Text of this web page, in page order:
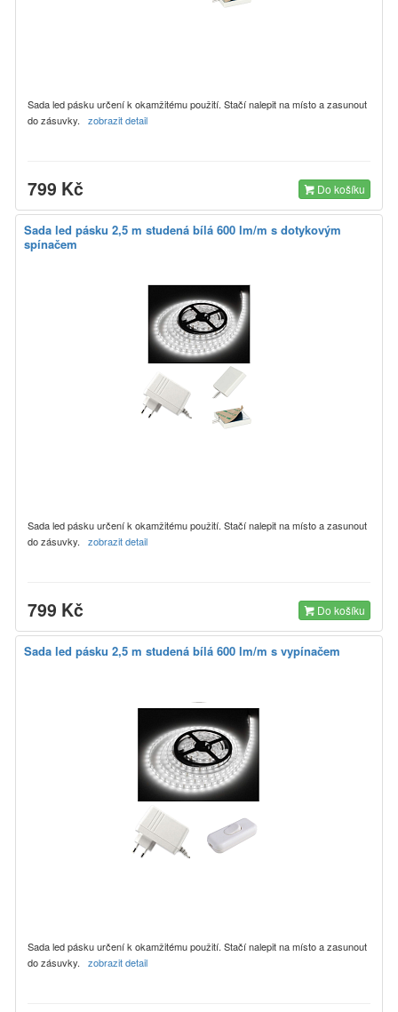
Sada led pásku určení k okamžitému použití. Stačí nalepit na místo a zasunout
do zásuvky. zobrazit detail
799 Kč Do košíku
Sada led pásku 2,5 m studená bílá 600 lm/m s dotykovým
spínačem
Sada led pásku určení k okamžitému použití. Stačí nalepit na místo a zasunout
do zásuvky. zobrazit detail
799 Kč Do košíku
Sada led pásku 2,5 m studená bílá 600 lm/m s vypínačem
Sada led pásku určení k okamžitému použití. Stačí nalepit na místo a zasunout
do zásuvky. zobrazit detail